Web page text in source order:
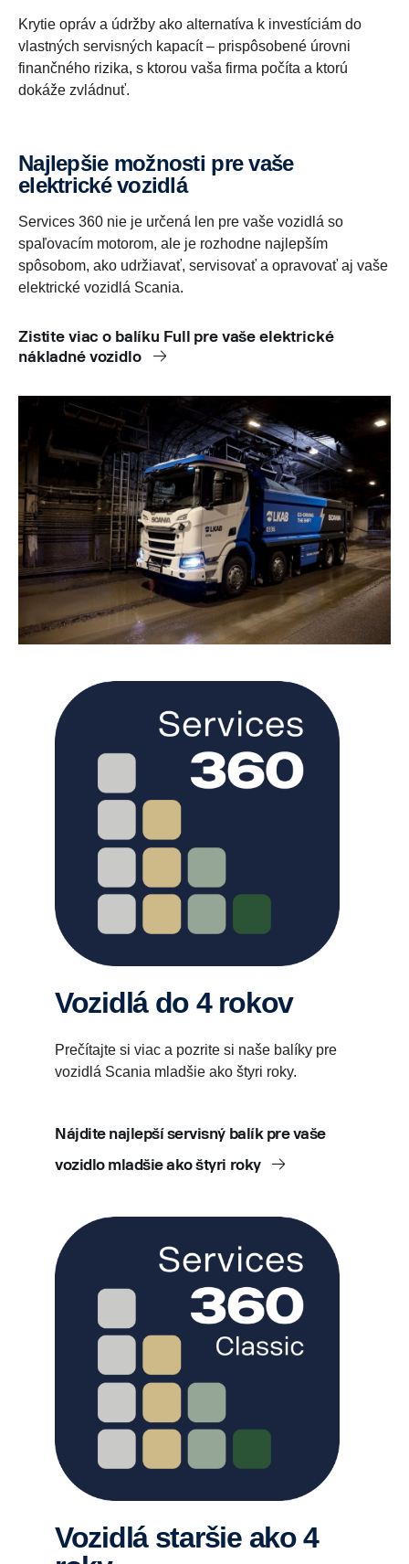
Krytie opráv a údržby ako alternatíva k investíciám do
vlastných servisných kapacít – prispôsobené úrovni
finančného rizika, s ktorou vaša firma počíta a ktorú
dokáže zvládnuť.
Najlepšie možnosti pre vaše
elektrické vozidlá
Services 360 nie je určená len pre vaše vozidlá so
spaľovacím motorom, ale je rozhodne najlepším
spôsobom, ako udržiavať, servisovať a opravovať aj vaše
elektrické vozidlá Scania.
Zistite viac o balíku Full pre vaše elektrické
nákladné vozidlo
Vozidlá do 4 rokov
Prečítajte si viac a pozrite si naše balíky pre
vozidlá Scania mladšie ako štyri roky.
Nájdite najlepší servisný balík pre vaše
vozidlo mladšie ako štyri roky
Vozidlá staršie ako 4